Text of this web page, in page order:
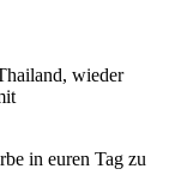
wieder
in euren Tag zu